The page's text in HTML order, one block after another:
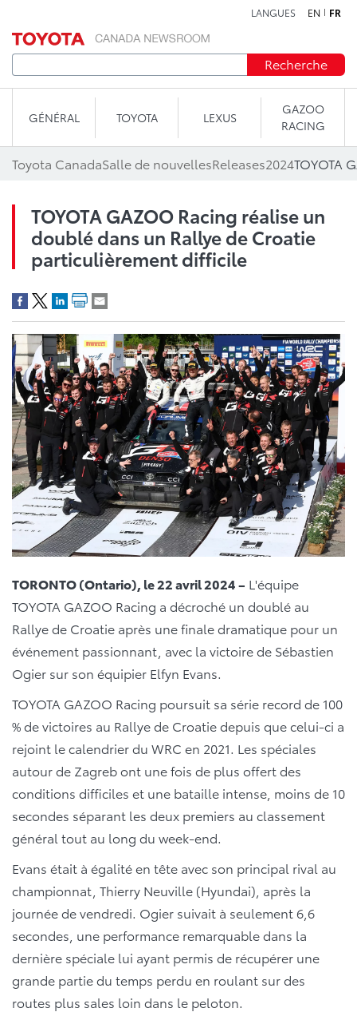
LANGUES EN FR
Recherche
GÉNÉRAL TOYOTA LEXUS
GAZOO
RACING
Toyota CanadaSalle de nouvellesReleases2024
TOYOTA GAZOO Racing réalise un
doublé dans un Rallye de Croatie
particulièrement difficile
TORONTO (Ontario), le 22 avril 2024 – L'équipe
TOYOTA GAZOO Racing a décroché un doublé au
Rallye de Croatie après une finale dramatique pour un
événement passionnant, avec la victoire de Sébastien
Ogier sur son équipier Elfyn Evans.
TOYOTA GAZOO Racing poursuit sa série record de 100
% de victoires au Rallye de Croatie depuis que celui-ci a
rejoint le calendrier du WRC en 2021. Les spéciales
autour de Zagreb ont une fois de plus offert des
conditions difficiles et une bataille intense, moins de 10
secondes séparant les deux premiers au classement
général tout au long du week-end.
Evans était à égalité en tête avec son principal rival au
championnat, Thierry Neuville (Hyundai), après la
journée de vendredi. Ogier suivait à seulement 6,6
secondes, une performance remarquable dans la
dernière spéciale lui ayant permis de récupérer une
grande partie du temps perdu en roulant sur des
routes plus sales loin dans le peloton.